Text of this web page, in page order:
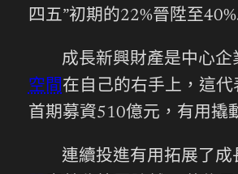
四五”初期的22%晉陞至40%
成長新興財產是中心
空間在自己的右手上，這
首期募資510億元，有用撬
連續投進有用拓展了成